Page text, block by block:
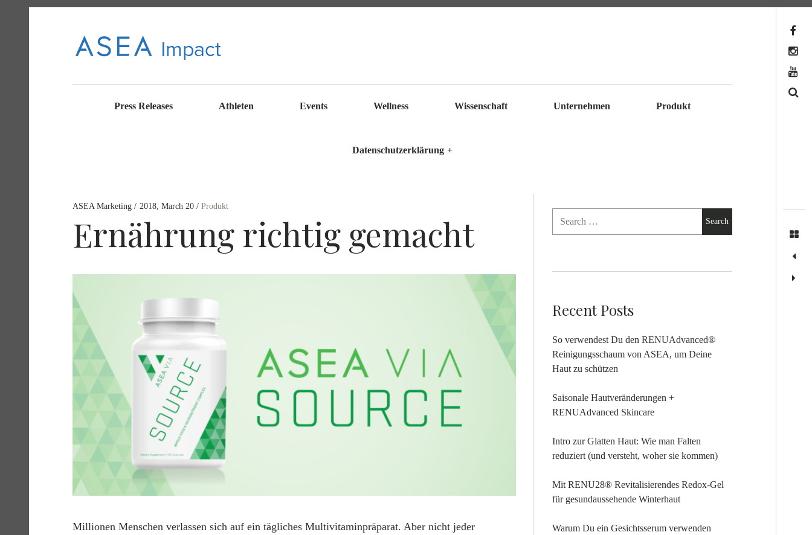
ASE
A
IMP
ACT
DEU
NEWS AND
Press Releases Athleten Events Wellness Wissenschaft Unternehmen Produkt
Datenschutzerklärung +
ASEA Marketing 2018, March 20 Produkt
Ernährung richtig gemacht
Millionen Menschen verlassen sich auf ein tägliches Multivitaminpräparat. Aber nicht jeder
Recent Posts
So verwendest Du den RENUAdvanced®
Reinigungsschaum von ASEA, um Deine
Haut zu schützen
Saisonale Hautveränderungen +
RENUAdvanced Skincare
Intro zur Glatten Haut: Wie man Falten
reduziert (und versteht, woher sie kommen)
Mit RENU28® Revitalisierendes Redox-Gel
für gesundaussehende Winterhaut
Warum Du ein Gesichtsserum verwenden